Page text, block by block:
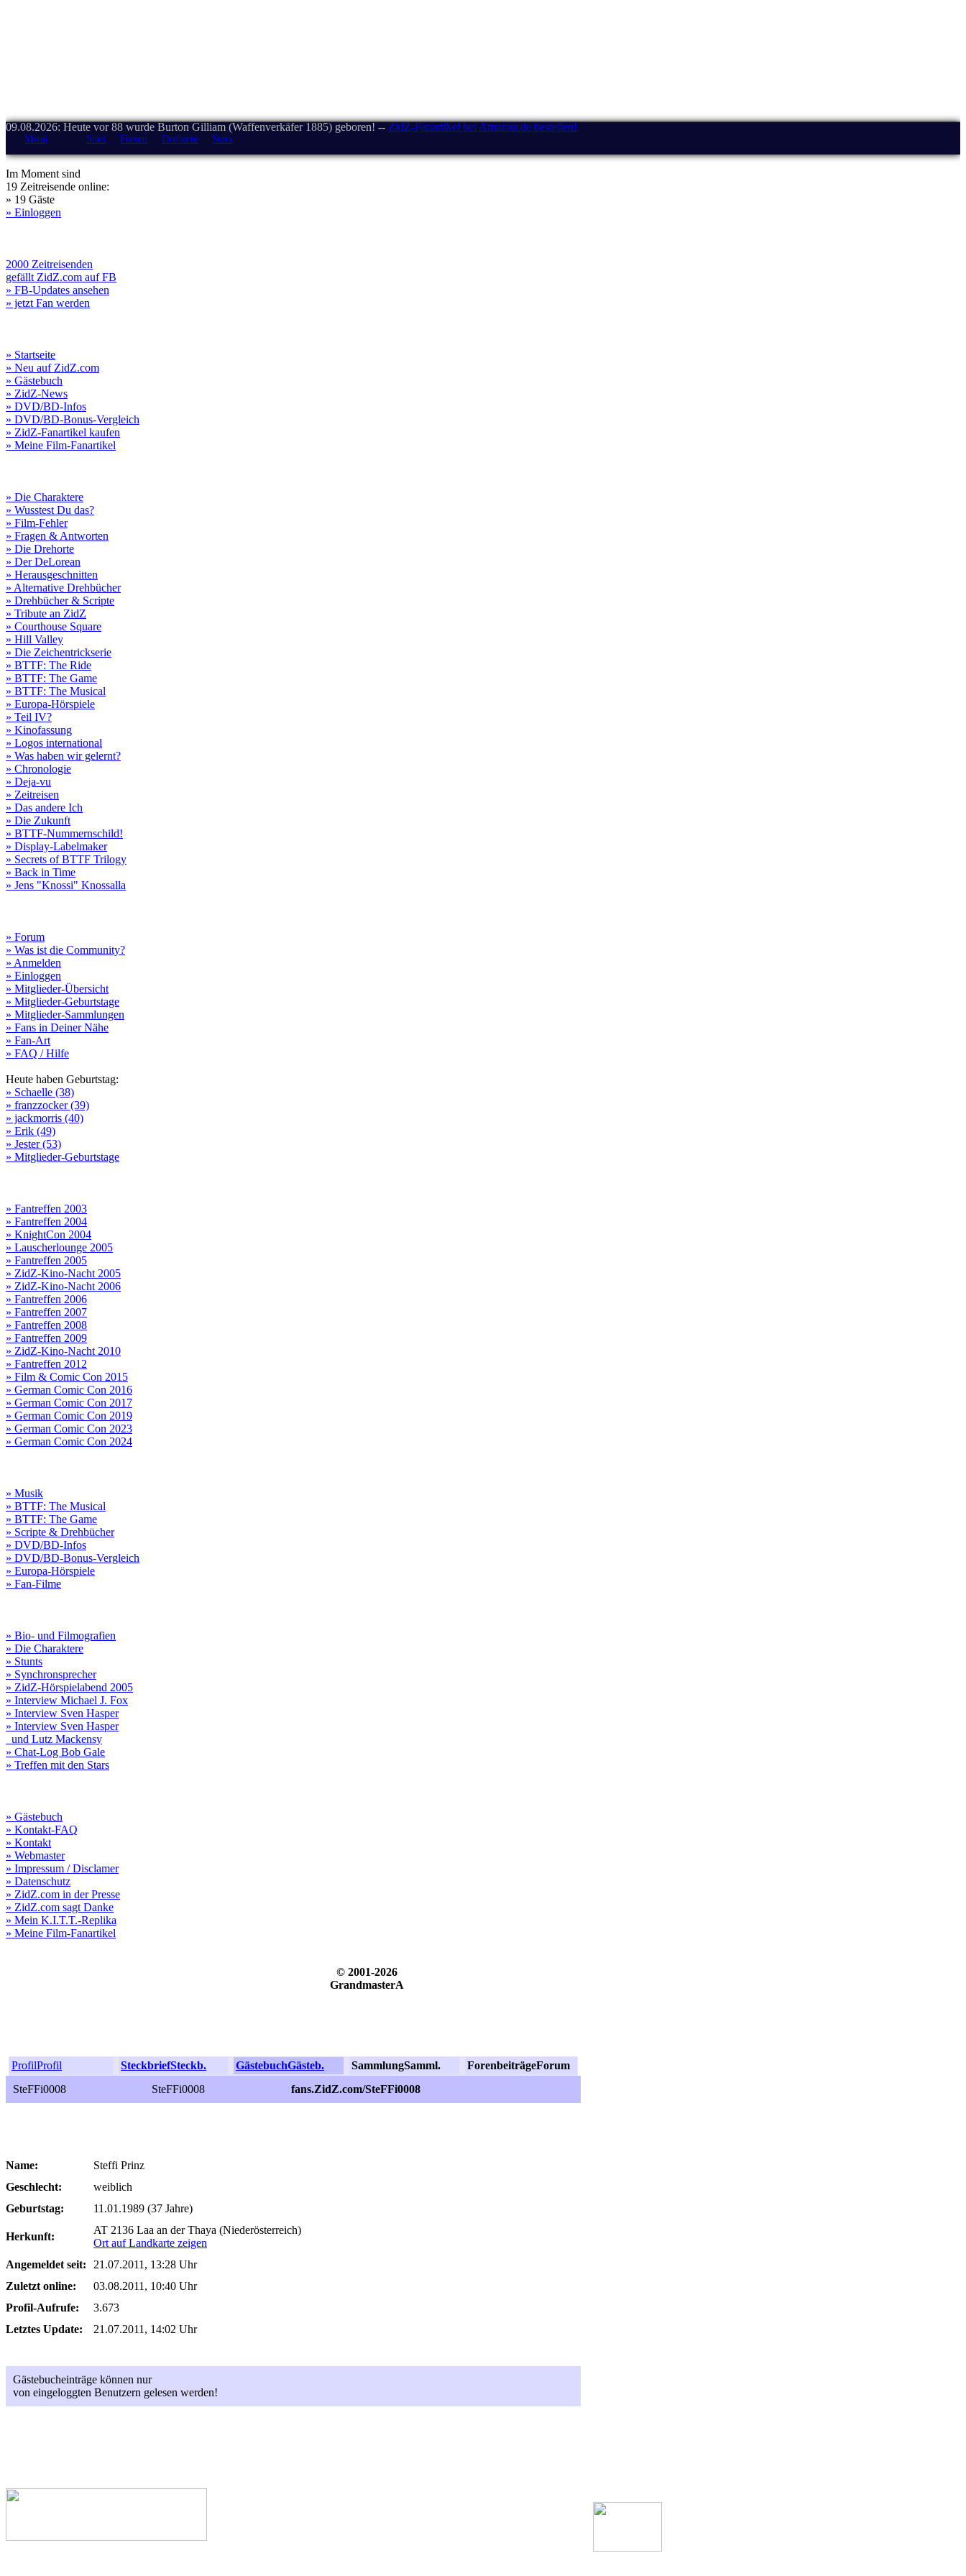
09.08.2026: Heute vor 88 wurde Burton Gilliam (Waffenverkäfer 1885) geboren! -- ZidZ-Fanartikel bei Amazon.de bestellen!
Menü Start Forum Drehorte Stars
Im Moment sind
19 Zeitreisende online:
» 19 Gäste
» Einloggen
2000 Zeitreisenden
gefällt ZidZ.com auf FB
» FB-Updates ansehen
» jetzt Fan werden
» Startseite
» Neu auf ZidZ.com
» Gästebuch
» ZidZ-News
» DVD/BD-Infos
» DVD/BD-Bonus-Vergleich
» ZidZ-Fanartikel kaufen
» Meine Film-Fanartikel
» Die Charaktere
» Wusstest Du das?
» Film-Fehler
» Fragen & Antworten
» Die Drehorte
» Der DeLorean
» Herausgeschnitten
» Alternative Drehbücher
» Drehbücher & Scripte
» Tribute an ZidZ
» Courthouse Square
» Hill Valley
» Die Zeichentrickserie
» BTTF: The Ride
» BTTF: The Game
» BTTF: The Musical
» Europa-Hörspiele
» Teil IV?
» Kinofassung
» Logos international
» Was haben wir gelernt?
» Chronologie
» Deja-vu
» Zeitreisen
» Das andere Ich
» Die Zukunft
» BTTF-Nummernschild!
» Display-Labelmaker
» Secrets of BTTF Trilogy
» Back in Time
» Jens "Knossi" Knossalla
» Forum
» Was ist die Community?
» Anmelden
» Einloggen
» Mitglieder-Übersicht
» Mitglieder-Geburtstage
» Mitglieder-Sammlungen
» Fans in Deiner Nähe
» Fan-Art
» FAQ / Hilfe
Heute haben Geburtstag:
» Schaelle (38)
» franzzocker (39)
» jackmorris (40)
» Erik (49)
» Jester (53)
» Mitglieder-Geburtstage
» Fantreffen 2003
» Fantreffen 2004
» KnightCon 2004
» Lauscherlounge 2005
» Fantreffen 2005
» ZidZ-Kino-Nacht 2005
» ZidZ-Kino-Nacht 2006
» Fantreffen 2006
» Fantreffen 2007
» Fantreffen 2008
» Fantreffen 2009
» ZidZ-Kino-Nacht 2010
» Fantreffen 2012
» Film & Comic Con 2015
» German Comic Con 2016
» German Comic Con 2017
» German Comic Con 2019
» German Comic Con 2023
» German Comic Con 2024
» Musik
» BTTF: The Musical
» BTTF: The Game
» Scripte & Drehbücher
» DVD/BD-Infos
» DVD/BD-Bonus-Vergleich
» Europa-Hörspiele
» Fan-Filme
» Bio- und Filmografien
» Die Charaktere
» Stunts
» Synchronsprecher
» ZidZ-Hörspielabend 2005
» Interview Michael J. Fox
» Interview Sven Hasper
» Interview Sven Hasper
und Lutz Mackensy
» Chat-Log Bob Gale
» Treffen mit den Stars
» Gästebuch
» Kontakt-FAQ
» Kontakt
» Webmaster
» Impressum / Disclamer
» Datenschutz
» ZidZ.com in der Presse
» ZidZ.com sagt Danke
» Mein K.I.T.T.-Replika
» Meine Film-Fanartikel
© 2001-2026
GrandmasterA
ProfilProfil SteckbriefSteckb. GästebuchGästeb. SammlungSamml. ForenbeiträgeForum
SteFFi0008
SteFFi0008 fans.ZidZ.com/SteFFi0008
Name:
Steffi Prinz
Geschlecht:
weiblich
Geburtstag:
11.01.1989 (37 Jahre)
Herkunft:
AT 2136 Laa an der Thaya (Niederösterreich)
Ort auf Landkarte zeigen
Angemeldet seit:
21.07.2011, 13:28 Uhr
Zuletzt online:
03.08.2011, 10:40 Uhr
Profil-Aufrufe:
3.673
Letztes Update:
21.07.2011, 14:02 Uhr
Gästebucheinträge können nur
von eingeloggten Benutzern gelesen werden!